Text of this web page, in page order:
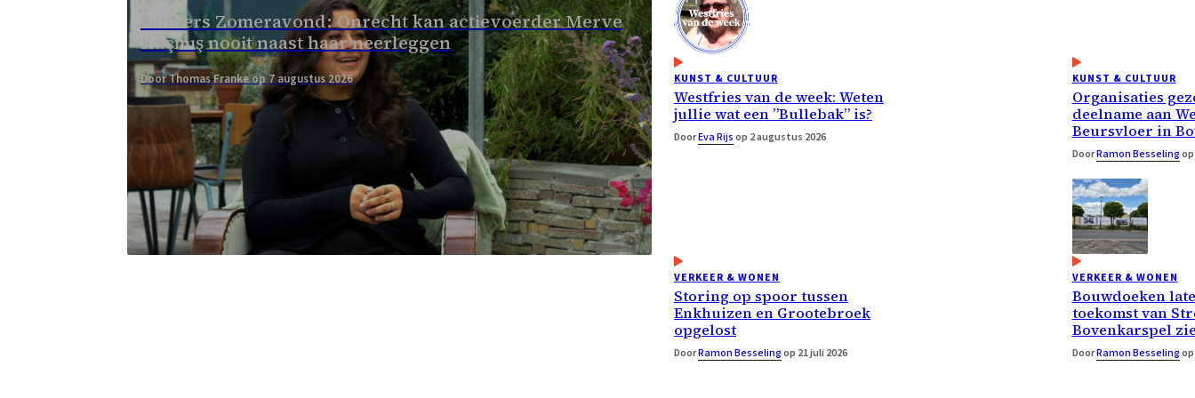
Sanders Zomeravond: Onrecht kan actievoerder Merve
Kaçmış nooit naast haar neerleggen
Door Thomas Franke op 7 augustus 2026 KUNST & CULTUUR
Westfries van de week: Weten
jullie wat een ”Bullebak” is?
DoorEva Rijsop 2 augustus 2026
KUNST & CULTUUR
Organisaties
deelname aan
Beursvloer in
DoorRamon Besselingop
VERKEER & WONEN
Storing op spoor tussen
Enkhuizen en Grootebroek
opgelost
DoorRamon Besselingop 21 juli 2026
VERKEER & WONEN
Bouwdoeken
toekomst van
Bovenkarspel
DoorRamon Besselingop